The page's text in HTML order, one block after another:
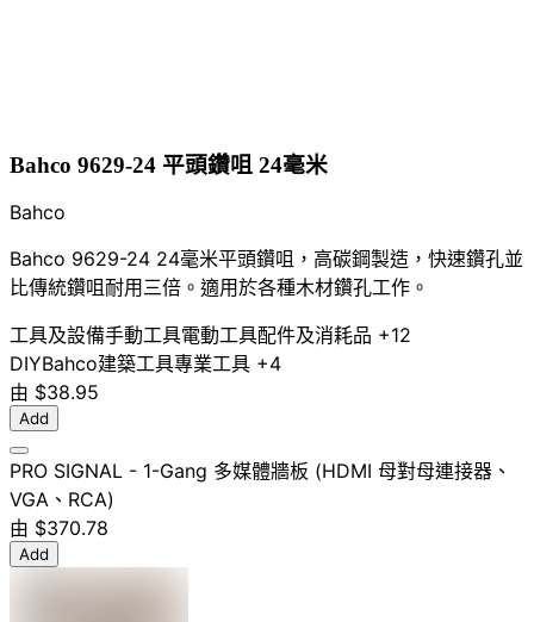
Bahco 9629-24 平頭鑽咀 24毫米
Bahco
Bahco 9629-24 24毫米平頭鑽咀，高碳鋼製造，快速鑽孔並
比傳統鑽咀耐用三倍。適用於各種木材鑽孔工作。
工具及設備手動工具電動工具配件及消耗品 +12
DIYBahco建築工具專業工具 +4
由 $38.95
Add
PRO SIGNAL - 1-Gang 多媒體牆板 (HDMI 母對母連接器、
VGA、RCA)
由 $370.78
Add